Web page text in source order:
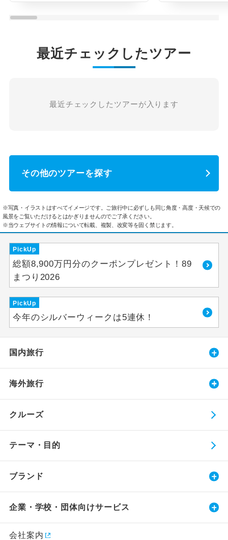
最近チェックしたツアー
最近チェックしたツアーが入ります
その他のツアーを探す
※写真・イラストはすべてイメージです。ご旅行中に必ずしも同じ角度・高度・天候での
風景をご覧いただけるとはかぎりませんのでご了承ください。
※当ウェブサイトの情報について転載、複製、改変等を固く禁じます。
PickUp
総額8,900万円分のクーポンプレゼント！89
まつり2026
PickUp
今年のシルバーウィークは5連休！
国内旅行
海外旅行
クルーズ
テーマ・目的
ブランド
企業・学校・団体向けサービス
会社案内